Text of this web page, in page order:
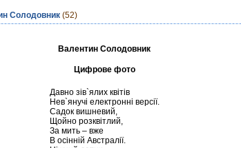
Солодовник (52)
Валентин Солодовник
Цифрове фото
Давно зів`ялих квітів
Нев`янучі електронні версії.
Садок вишневий,
Щойно розквітлий,
За мить – вже
В осінній Австралії.